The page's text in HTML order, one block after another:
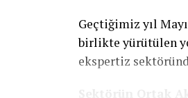
Geçtiğimiz yıl
birlikte yürütülen
ekspertiz